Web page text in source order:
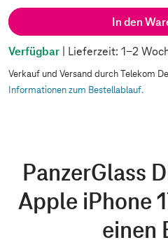
In den
Verfügbar | Lieferzeit: 1-2
Verkauf und Versand durch Telekom
Informationen zum Bestellablauf.
PanzerGlass
Apple iPhone
einen